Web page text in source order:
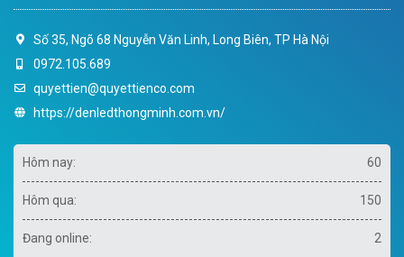
Số 35, Ngõ 68 Nguyễn Văn Linh, Long Biên, TP Hà Nội
0972.105.689
quyettien@quyettienco.com
https://denledthongminh.com.vn/
60
Hôm nay:
150
Hôm qua:
2
Đang online: